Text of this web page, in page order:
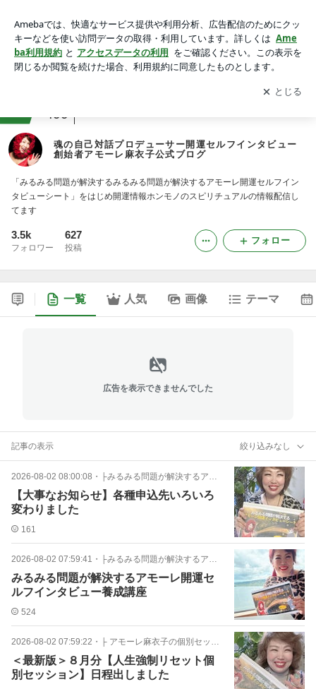
モーレ麻衣子公式ブログ
アプリをダウンロードして ブログの更新通知
を受け取りまし
ょう。
開く
499
魂の自己対話プロデューサー開運セルフインタビュー
創始者アモーレ麻衣子公式ブログ
「みるみる問題が解決するみるみる問題が解決するアモーレ開運セルフイン
タビューシート」をはじめ開運情報ホンモノのスピリチュアルの情報配信し
てます
3.5k
フォロワー
627
投稿
フォロー
一覧 人気 画像 テーマ
広告を表示できませんでした
記事の表示 絞り込みなし
2026-08-02 08:00:08 ・ ├みるみる問題が解決するアモーレ開運イン
【大事なお知らせ】各種申込先いろいろ
変わりました
161
2026-08-02 07:59:41 ・ ├みるみる問題が解決するアモーレ開運イン
みるみる問題が解決するアモーレ開運セ
ルフインタビュー養成講座
524
2026-08-02 07:59:22 ・ ├ アモーレ麻衣子の個別セッション
＜最新版＞８月分【人生強制リセット個
別セッション】日程出しました